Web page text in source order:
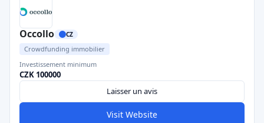
Occollo CZ
Crowdfunding immobilier
Investissement minimum
CZK 100000
Laisser un avis
Visit Website